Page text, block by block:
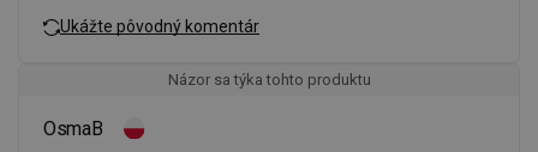
Ukážte pôvodný komentár
Názor sa týka tohto produktu
OsmaB